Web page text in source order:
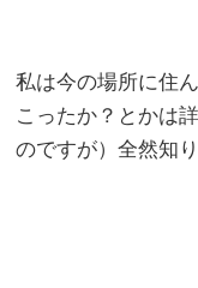
私は今の場所に住
こったか？とかは
のですが）全然知